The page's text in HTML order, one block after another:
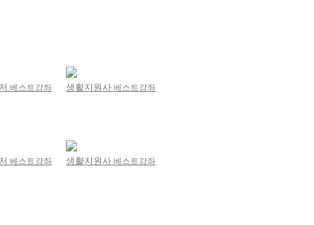
베스트강좌 생활지원사 베스트강좌
베스트강좌 생활지원사 베스트강좌